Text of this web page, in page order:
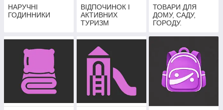
НАРУЧНІ
ГОДИННИКИ
ВІДПОЧИНОК І
АКТИВНИХ
ТУРИЗМ
ТОВАРИ ДЛЯ
ДОМУ, САДУ,
ГОРОДУ.